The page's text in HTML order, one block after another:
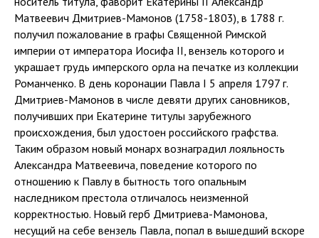
Матвеевич Дмитриев-Мамонов (1758-1803), в 1788 г.
получил пожалование в графы Священной Римской
империи от императора Иосифа II, вензель которого и
украшает грудь имперского орла на печатке из коллекции
Романченко. В день коронации Павла I 5 апреля 1797 г.
Дмитриев-Мамонов в числе девяти других сановников,
получивших при Екатерине титулы зарубежного
происхождения, был удостоен российского графства.
Таким образом новый монарх вознаградил лояльность
Александра Матвеевича, поведение которого по
отношению к Павлу в бытность того опальным
наследником престола отличалось неизменной
корректностью. Новый герб Дмитриева-Мамонова,
несущий на себе вензель Павла, попал в вышедший вскоре